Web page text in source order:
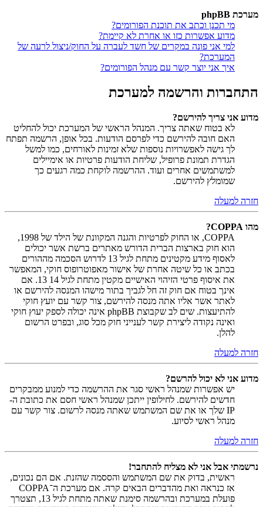
מערכת phpBB
מי תכנן וכתב את תוכנת הפורומים?
מדוע אפשרות כזו או אחרת לא קיימת?
למי אני פונה במקרים של חשד לעברה על החוק/ניצול לרעה של
המערכת?
איך אני יוצר קשר עם מנהל הפורומים?
התחברות והרשמה למערכת
מדוע אני צריך להירשם?
לא בטוח שאתה צריך. המנהל הראשי של המערכת יכול להחליט
האם חובה להירשם כדי לפרסם הודעות. בכל אופן, הרשמה תפתח
לך גישה לאפשרויות נוספות שלא זמינות לאורחים, כמו למשל
הגדרת תמונת פרופיל, שליחת הודעות פרטיות או אימיילים
למשתמשים אחרים ועוד. ההרשמה לוקחת כמה רגעים כך
שמומלץ להירשם.
חזרה למעלה
מהו COPPA?
COPPA, או החוק לפרטיות והגנה המקוונת של הילד של 1998,
הוא חוק בארצות הברית הדורש מאתרים ברשת אשר יכולים
לאסוף מידע מקטינים מתחת לגיל 13 לדרוש הסכמה מההורים
בכתב או כל שיטה אחרת של אישור מאפוטרופוס חוקי, המאפשר
את איסוף פרטי הזיהוי האישיים מקטין מתחת לגיל 14 13. אם
אינך בטוח אם חוק זה חל לגביך בתור מישהו המנסה להירשם או
לאתר אשר אליו אתה מנסה להירשם, צור קשר עם יועץ חוקי
להתיעצות. שים לב שקבוצת phpBB אינה יכולה לספק יעוץ חוקי
ואינה נקודה ליצירת קשר לענייני חוק מכל סוג, ובפרט הרשום
להלן.
חזרה למעלה
מדוע אני לא יכול להרשם?
יש אפשרות שמנהל ראשי סגר את ההרשמה כדי למנוע ממבקרים
חדשים להירשם. לחילופין ייתכן שמנהל ראשי חסם את כתובת ה-
IP שלך או את שם המשתמש שאתה מנסה לרשום. צור קשר עם
מנהל ראשי לסיוע.
חזרה למעלה
נרשמתי אבל אני לא מצליח להתחבר!
ראשית, בדוק את שם המשתמש והססמה שהזנת. אם הם נכונים,
אז כנראה ואת מהדברים הבאים קרה. אם מערכת ה־COPPA
פועלת במערכת ובהרשמה סימנת שאתה מתחת לגיל 13, תצטרך